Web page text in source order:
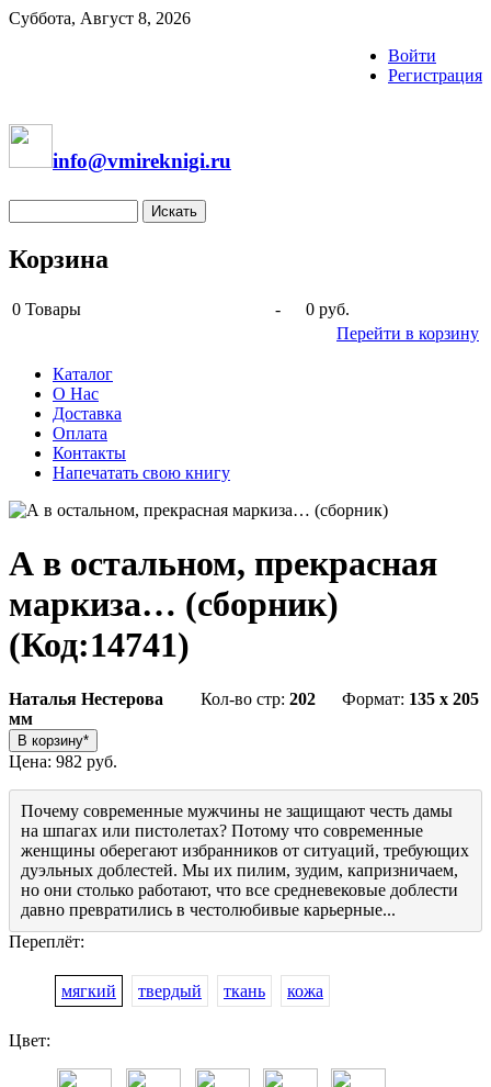
Суббота, Август 8, 2026
Войти
Регистрация
info@vmireknigi.ru
Корзина
0 Товары -
0 руб.
Перейти в корзину
Каталог
О Нас
Доставка
Оплата
Контакты
Напечатать свою книгу
А в остальном, прекрасная
маркиза… (сборник)
(Код:14741)
Наталья Нестерова Кол-во стр: 202 Формат: 135 x 205
мм
Цена: 982 руб.
Почему современные мужчины не защищают честь дамы
на шпагах или пистолетах? Потому что современные
женщины оберегают избранников от ситуаций, требующих
дуэльных доблестей. Мы их пилим, зудим, капризничаем,
но они столько работают, что все средневековые доблести
давно превратились в честолюбивые карьерные...
Переплёт:
мягкий твердый ткань кожа
Цвет: